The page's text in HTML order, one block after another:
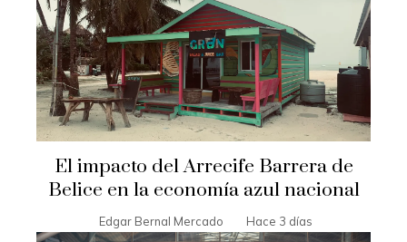
El impacto del Arrecife Barrera de
Belice en la economía azul nacional
Edgar Bernal Mercado Hace 3 días